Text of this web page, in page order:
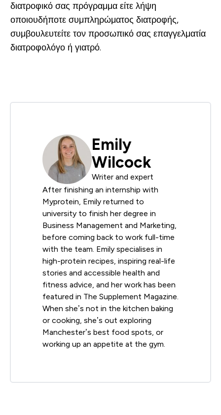
διατροφικό σας πρόγραμμα είτε λήψη
οποιουδήποτε συμπληρώματος διατροφής,
συμβουλευτείτε τον προσωπικό σας επαγγελματία
διατροφολόγο ή γιατρό.
Emily
Wilcock
Writer and expert
After finishing an internship with
Myprotein, Emily returned to
university to finish her degree in
Business Management and Marketing,
before coming back to work full-time
with the team. Emily specialises in
high-protein recipes, inspiring real-life
stories and accessible health and
fitness advice, and her work has been
featured in The Supplement Magazine.
When she’s not in the kitchen baking
or cooking, she’s out exploring
Manchester’s best food spots, or
working up an appetite at the gym.